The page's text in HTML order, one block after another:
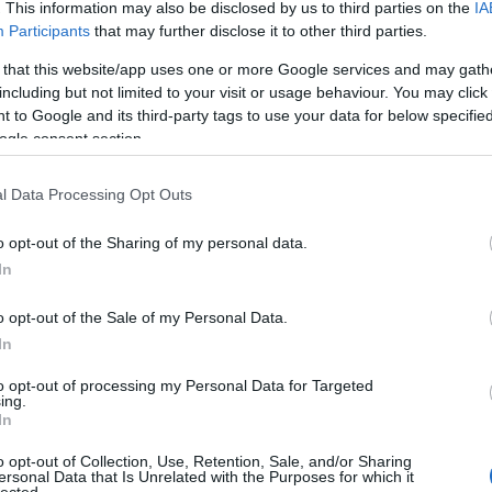
This information may also be disclosed by us to third parties on the
Participants that may further disclose it to other third parties.
that this website/app uses one or more Google services and may
but not limited to your visit or usage behaviour. You may
to Google and its third-party tags to use your data for below
consent section.
Data Processing Opt Outs
opt-out of the Sharing of my personal data.
opt-out of the Sale of my Personal Data.
opt-out of processing my Personal Data for Targeted
opt-out of Collection, Use, Retention, Sale, and/or Sharing
Data that Is Unrelated with the Purposes for which it
Tetszik 0
és
épített
csak nálunk van
az utakon
nem!
kastély
néz ki!
Zoltán
VIII.
alatti
tulajd...
amerre
elem
2014
2014